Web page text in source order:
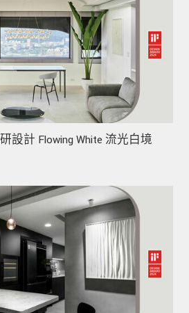
設計 Flowing White 流光白境